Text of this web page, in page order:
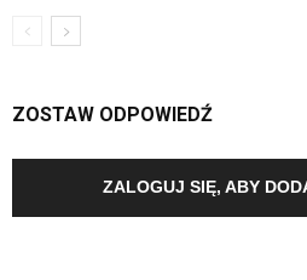
ZOSTAW ODPOWIEDŹ
ZALOGUJ SIĘ, ABY